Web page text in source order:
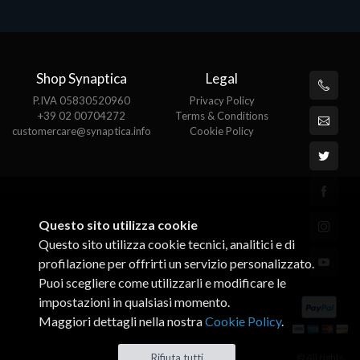
Shop Synaptica
P.IVA 05830520960
+39 02 00704272
customercare@synaptica.info
Legal
Privacy Policy
Terms & Conditions
Cookie Policy
Questo sito utilizza cookie
Questo sito utilizza cookie tecnici, analitici e di
profilazione per offrirti un servizio personalizzato.
Puoi scegliere come utilizzarli e modificare le
impostazioni in qualsiasi momento.
Maggiori dettagli nella nostraCookie Policy.